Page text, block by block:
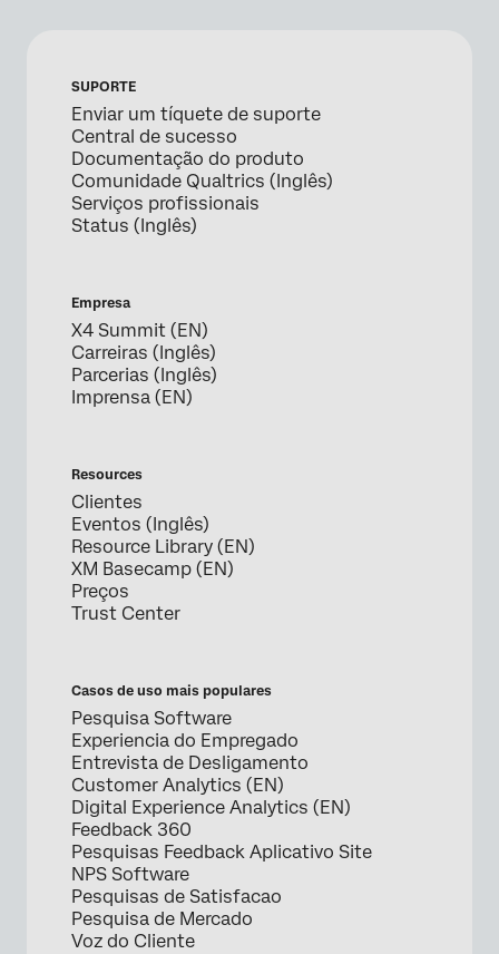
SUPORTE
Enviar um tíquete de suporte
Central de sucesso
Documentação do produto
Comunidade Qualtrics (Inglês)
Serviços profissionais
Status (Inglês)
Empresa
X4 Summit (EN)
Carreiras (Inglês)
Parcerias (Inglês)
Imprensa (EN)
Resources
Clientes
Eventos (Inglês)
Resource Library (EN)
XM Basecamp (EN)
Preços
Trust Center
Casos de uso mais populares
Pesquisa Software
Experiencia do Empregado
Entrevista de Desligamento
Customer Analytics (EN)
Digital Experience Analytics (EN)
Feedback 360
Pesquisas Feedback Aplicativo Site
NPS Software
Pesquisas de Satisfacao
Pesquisa de Mercado
Voz do Cliente